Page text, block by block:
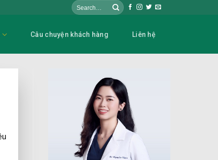
Câu chuyện khách hàng Liên hệ